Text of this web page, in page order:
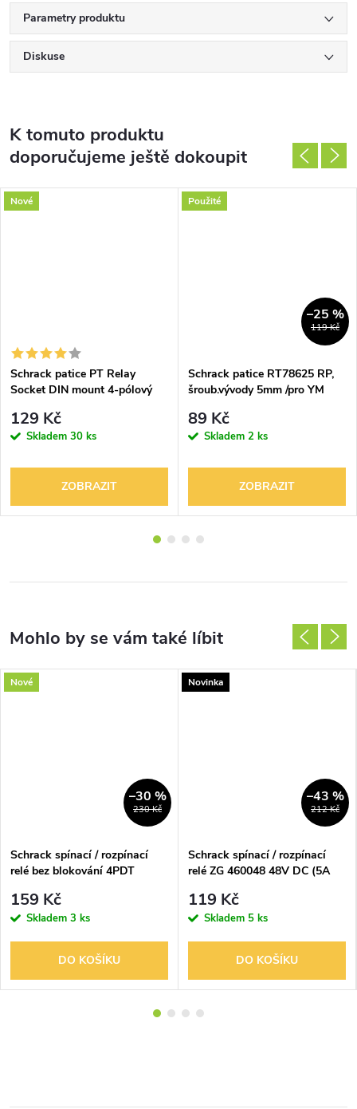
Parametry produktu
Diskuse
K tomuto produktu
doporučujeme ještě dokoupit
Nové
Schrack patice PT Relay
Socket DIN mount 4-pólový
129 Kč
Skladem 30 ks
ZOBRAZIT
Použité
119 Kč
–25 %
Schrack patice RT78625 RP,
šroub.vývody 5mm /pro YM
89 Kč
Skladem 2 ks
ZOBRAZIT
Nové
230 Kč
–30 %
Schrack spínací / rozpínací
relé bez blokování 4PDT
159 Kč
Skladem 3 ks
DO KOŠÍKU
Novinka
212 Kč
–43 %
Schrack spínací / rozpínací
relé ZG 460048 48V DC (5A
119 Kč
Skladem 5 ks
DO KOŠÍKU